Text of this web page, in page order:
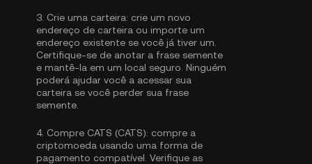
3. Crie uma carteira: crie um novo
endereço de carteira ou importe um
endereço existente se você já tiver um.
Certifique-se de anotar a frase semente
e mantê-la em um local seguro. Ninguém
poderá ajudar você a acessar sua
carteira se você perder sua frase
semente.
4. Compre CATS (CATS): compre a
criptomoeda usando uma forma de
pagamento compatível. Verifique as